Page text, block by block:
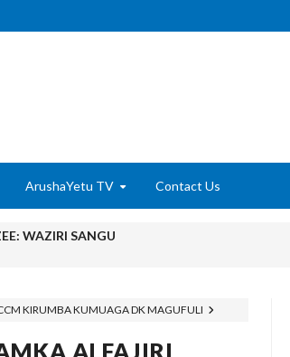
ArushaYetu TV Contact Us
WAZIRI SANGU
USAJILI WA ALAMA ZA BIASHARA NA
KIRUMBA KUMUAGA DK MAGUFULI
ALFAJIRI